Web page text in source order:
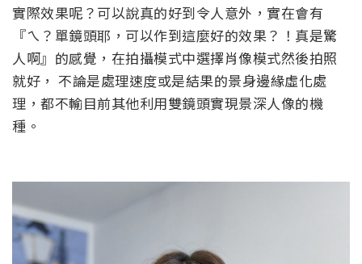
實際效果呢？可以說真的好到令人意外，實在會有
『ㄟ？單鏡頭耶，可以作到這麼好的效果？！真是驚
人啊』的感覺，在拍攝模式中選擇肖像模式然後拍照
就好， 不論是處理速度或是結果的景身邊緣虛化處
理，都不輸目前其他利用雙鏡頭實現景深人像的機
種。